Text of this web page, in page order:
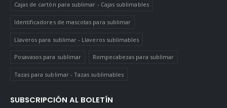
Cajas de cartón para sublimar - Cajas sublimables
Identificadores de mascotas para sublimar
Llaveros para sublimar - Llaveros sublimables
Posavasos para sublimar Rompecabezas para sublimar
Tazas para sublimar - Tazas sublimables
SUBSCRIPCIÓN AL BOLETÍN